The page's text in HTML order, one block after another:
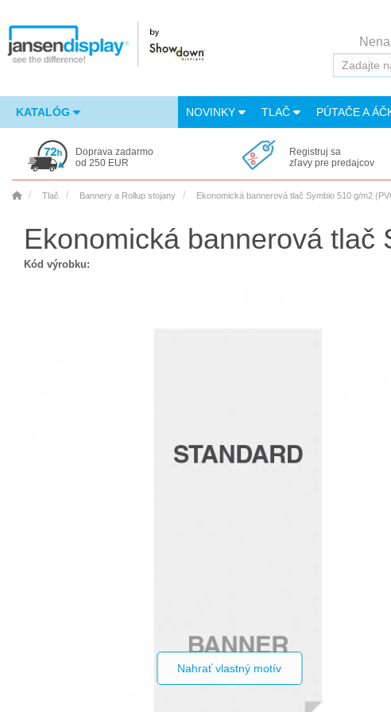
KATALÓG NOVINKY TLAČ PÚTAČE A
Doprava zadarmo
od 250 EUR
Registruj sa
zľavy pre predajcov
Tlač Bannery a Rollup stojany Ekonomická bannerová tlač Symbio 510 g/m2
Ekonomická bannerová tlač
Kód výrobku:
Nahrať vlastný motív